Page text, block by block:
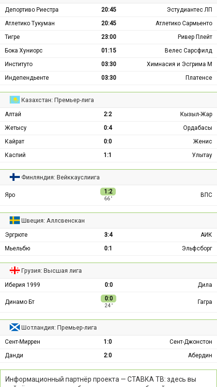
Депортиво Риестра 20:45
Эстудиантес ЛП
Атлетико Тукуман
20:45
Атлетико Сармьенто
Тигре
23:00
Ривер Плейт
Бока Хуниорс
01:15
Велес Сарсфилд
Институто
03:30
Химнасия и Эсгрима М
Индепендьенте
03:30 Платенсе
Казахстан: Премьер-лига
Алтай 2:2
Кызыл-Жар
Жетысу
0:4
Ордабасы
Кайрат
0:0
Женис
Каспий
1:1 Улытау
Финляндия: Вейккауслиига
Яро 1:2
66 ′
ВПС
Швеция: Аллсвенскан
Эргрюте 3:4
АИК
Мьельбю
0:1 Эльфсборг
Грузия: Высшая лига
Иберия 1999 0:0 Дила
Динамо Бт 0:0
24 ′
Гагра
Шотландия: Премьер-лига
Сент-Миррен 1:0
Сент-Джонстон
Данди
2:0 Абердин
Информационный партнёр проекта — СТАВКА ТВ: здесь вы